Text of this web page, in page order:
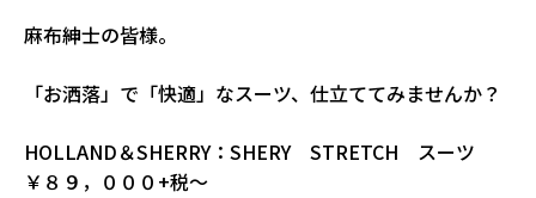
麻布紳士の皆様。
「お洒落」で「快適」なスーツ、仕立ててみませんか？
HOLLAND＆SHERRY：SHERY STRETCH スーツ
￥８９，０００+税～